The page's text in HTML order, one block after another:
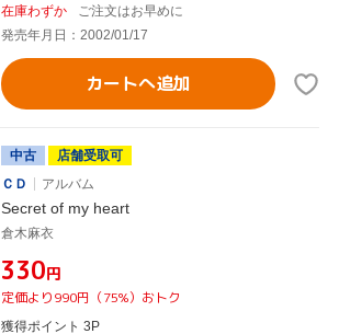
在庫わずか
ご注文はお早めに
発売年月日：2002/01/17
カートへ追加
中古
店舗受取可
ＣＤ
アルバム
Secret of my heart
倉木麻衣
¥330円
定価より990円（75%）おトク
獲得ポイント 3P